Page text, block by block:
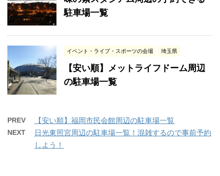
駐車場一覧
イベント・ライブ・スポーツの会場 埼玉県
【安い順】メットライフドーム周辺
の駐車場一覧
PREV 【安い順】福岡市民会館周辺の駐車場一覧
NEXT
日光東照宮周辺の駐車場一覧！混雑するので事前予約
しよう！